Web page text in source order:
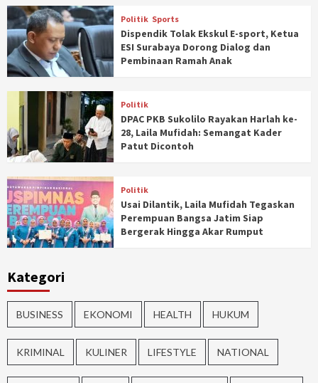
Politik Sports
Dispendik Tolak Ekskul E-sport, Ketua
ESI Surabaya Dorong Dialog dan
Pembinaan Ramah Anak
Politik
DPAC PKB Sukolilo Rayakan Harlah ke-
28, Laila Mufidah: Semangat Kader
Patut Dicontoh
Politik
Usai Dilantik, Laila Mufidah Tegaskan
Perempuan Bangsa Jatim Siap
Bergerak Hingga Akar Rumput
Kategori
BUSINESS EKONOMI HEALTH HUKUM
KRIMINAL KULINER LIFESTYLE NATIONAL